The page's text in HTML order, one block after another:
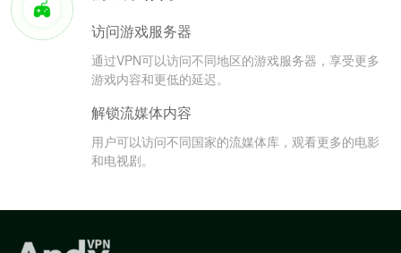
访问游戏服务器
通过VPN可以访问不同地区的游戏服务器，享受更多
游戏内容和更低的延迟。
解锁流媒体内容
用户可以访问不同国家的流媒体库，观看更多的电影
和电视剧。